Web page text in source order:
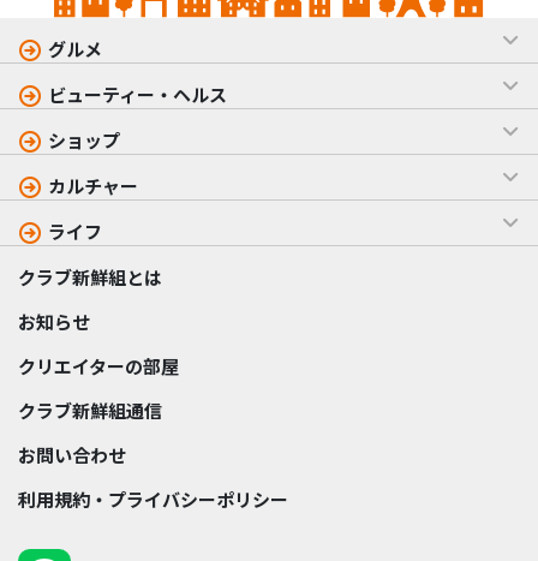
グルメ
ビューティー・ヘルス
ショップ
カルチャー
ライフ
クラブ新鮮組とは
お知らせ
クリエイターの部屋
クラブ新鮮組通信
お問い合わせ
利用規約・プライバシーポリシー